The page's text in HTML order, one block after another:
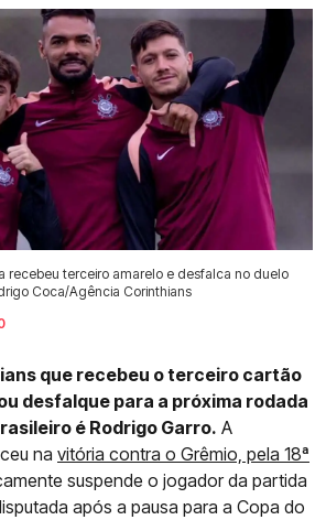
recebeu terceiro amarelo e desfalca no duelo
Coca/Agência Corinthians
que recebeu o terceiro cartão
desfalque para a próxima rodada
é Rodrigo Garro. A
na vitória contra o Grêmio, pela 18ª
suspende o jogador da partida
após a pausa para a Copa do